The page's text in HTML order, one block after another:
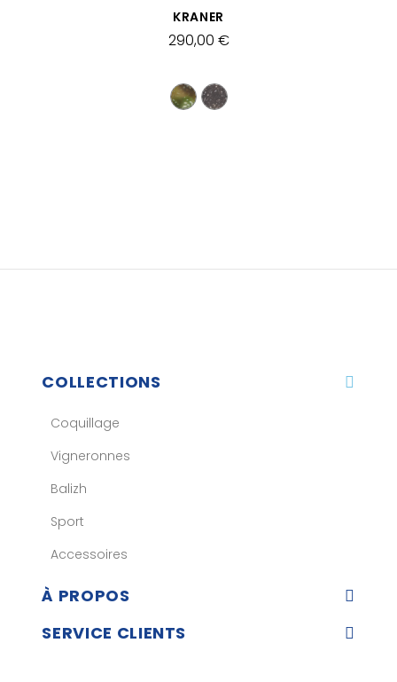
APERÇU RAPIDE
KRANER
290,00 €
COLLECTIONS
Coquillage
Vigneronnes
Balizh
Sport
Accessoires
À PROPOS
SERVICE CLIENTS